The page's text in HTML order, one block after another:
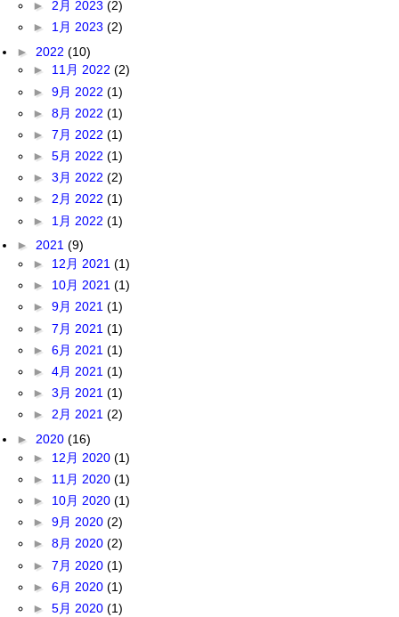
► 2月 2023 (2)
► 1月 2023 (2)
► 2022 (10)
► 11月 2022 (2)
► 9月 2022 (1)
► 8月 2022 (1)
► 7月 2022 (1)
► 5月 2022 (1)
► 3月 2022 (2)
► 2月 2022 (1)
► 1月 2022 (1)
► 2021 (9)
► 12月 2021 (1)
► 10月 2021 (1)
► 9月 2021 (1)
► 7月 2021 (1)
► 6月 2021 (1)
► 4月 2021 (1)
► 3月 2021 (1)
► 2月 2021 (2)
► 2020 (16)
► 12月 2020 (1)
► 11月 2020 (1)
► 10月 2020 (1)
► 9月 2020 (2)
► 8月 2020 (2)
► 7月 2020 (1)
► 6月 2020 (1)
► 5月 2020 (1)